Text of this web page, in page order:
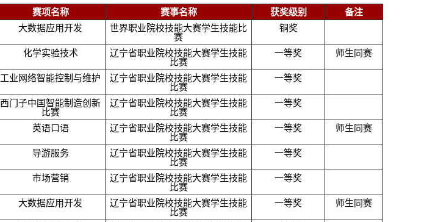
赛项名称 赛事名称 获奖级别
备注
大数据应用开发
世界职业院校技能大赛学生技能比
赛
铜奖
化学实验技术
辽宁省职业院校技能大赛学生技能
比赛
一等奖 师生同赛
工业网络智能控制与维护
辽宁省职业院校技能大赛学生技能
比赛
一等奖
西门子中国智能制造创新
比赛
辽宁省职业院校技能大赛学生技能
比赛
一等奖
英语口语
辽宁省职业院校技能大赛学生技能
比赛
一等奖 师生同赛
导游服务
辽宁省职业院校技能大赛学生技能
比赛
一等奖
市场营销
辽宁省职业院校技能大赛学生技能
比赛
一等奖
大数据应用开发
辽宁省职业院校技能大赛学生技能
比赛
一等奖 师生同赛